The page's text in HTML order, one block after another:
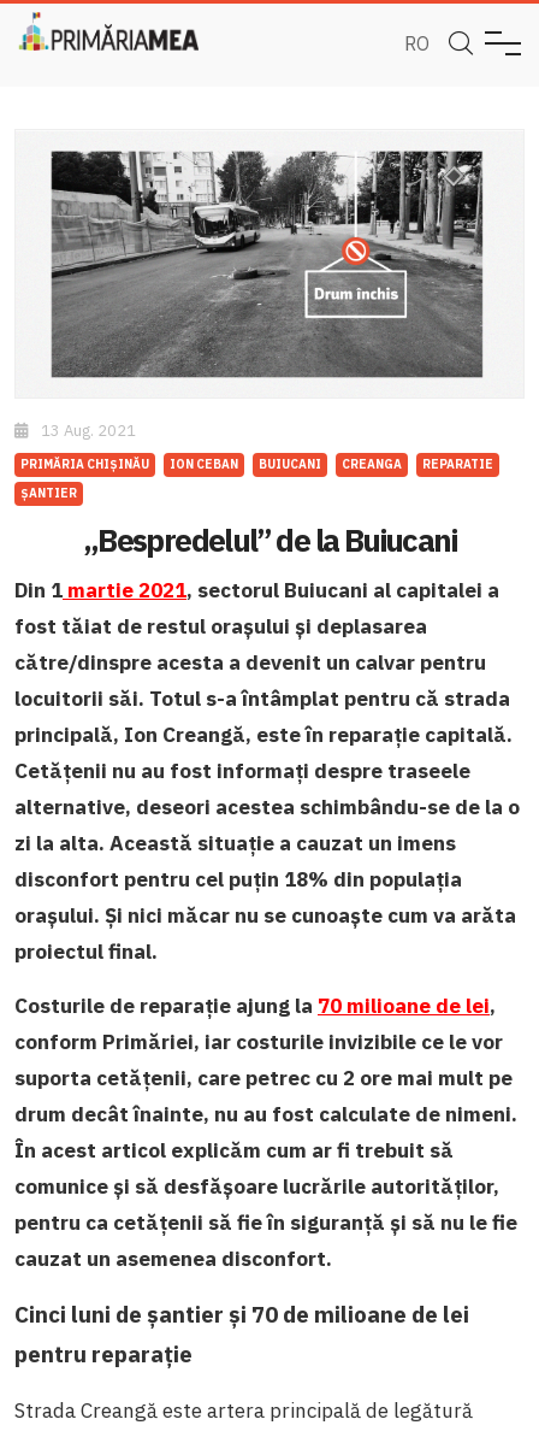
RO
13 Aug. 2021
PRIMĂRIA CHIȘINĂU ION CEBAN BUIUCANI CREANGA
REPARATIE
ȘANTIER
„Bespredelul” de la Buiucani
Din 1 martie 2021, sectorul Buiucani al capitalei a
fost tăiat de restul orașului și deplasarea
către/dinspre acesta a devenit un calvar pentru
locuitorii săi. Totul s-a întâmplat pentru că strada
principală, Ion Creangă, este în reparație capitală.
Cetățenii nu au fost informați despre traseele
alternative, deseori acestea schimbându-se de la o
zi la alta. Această situație a cauzat un imens
disconfort pentru cel puțin 18% din populația
orașului. Și nici măcar nu se cunoaște cum va arăta
proiectul final.
Costurile de reparație ajung la 70 milioane de lei,
conform Primăriei, iar costurile invizibile ce le vor
suporta cetățenii, care petrec cu 2 ore mai mult pe
drum decât înainte, nu au fost calculate de nimeni.
În acest articol explicăm cum ar fi trebuit să
comunice și să desfășoare lucrările autorităților,
pentru ca cetățenii să fie în siguranță și să nu le fie
cauzat un asemenea disconfort.
Cinci luni de șantier și 70 de milioane de lei
pentru reparație
Strada Creangă este artera principală de legătură